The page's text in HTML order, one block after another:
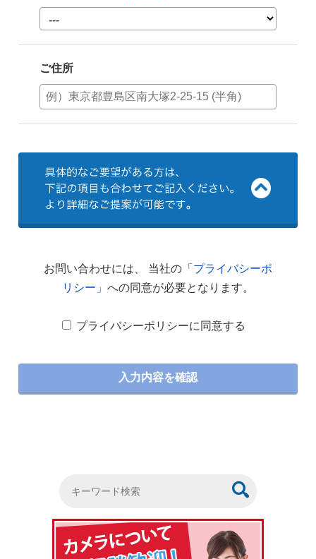
ご住所
お問い合わせには、 当社の 「プライバシーポ
リシー」 への同意が必要となります。
プライバシーポリシーに同意する